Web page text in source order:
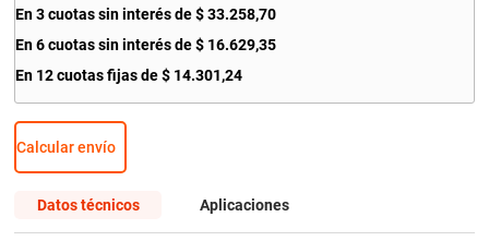
En 3 cuotas sin interés de $ 33.258,70
En 6 cuotas sin interés de$ 16.629,35
En 12 cuotas fijas de $ 14.301,24
Calcular envío
Datos técnicos Aplicaciones